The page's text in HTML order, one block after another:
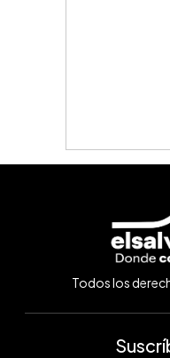
Todos los